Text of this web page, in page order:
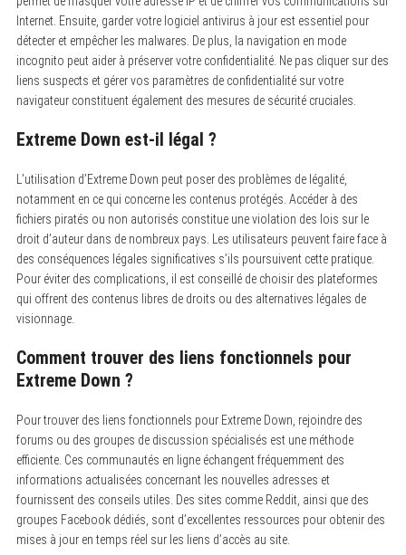
Internet. Ensuite, garder votre logiciel antivirus à jour est essentiel pour
détecter et empêcher les malwares. De plus, la navigation en mode
incognito peut aider à préserver votre confidentialité. Ne pas cliquer sur des
liens suspects et gérer vos paramètres de confidentialité sur votre
navigateur constituent également des mesures de sécurité cruciales.
Extreme Down est-il légal ?
L’utilisation d’Extreme Down peut poser des problèmes de légalité,
notamment en ce qui concerne les contenus protégés. Accéder à des
fichiers piratés ou non autorisés constitue une violation des lois sur le
droit d’auteur dans de nombreux pays. Les utilisateurs peuvent faire face à
des conséquences légales significatives s’ils poursuivent cette pratique.
Pour éviter des complications, il est conseillé de choisir des plateformes
qui offrent des contenus libres de droits ou des alternatives légales de
visionnage.
Comment trouver des liens fonctionnels pour
Extreme Down ?
Pour trouver des liens fonctionnels pour Extreme Down, rejoindre des
forums ou des groupes de discussion spécialisés est une méthode
efficiente. Ces communautés en ligne échangent fréquemment des
informations actualisées concernant les nouvelles adresses et
fournissent des conseils utiles. Des sites comme Reddit, ainsi que des
groupes Facebook dédiés, sont d’excellentes ressources pour obtenir des
mises à jour en temps réel sur les liens d’accès au site.